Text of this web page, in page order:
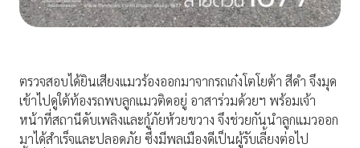
ตรวจสอบได้ยินเสียงแมวร้องออกมาจากรถเก๋งโตโยต้า สีดำ จึงมุด
เข้าไปดูใต้ท้องรถพบลูกแมวติดอยู่ อาสาร่วมด้วยฯ พร้อมเจ้า
หน้าที่สถานีดับเพลิงและกู้ภัยห้วยขวาง จึงช่วยกันนำลูกแมวออก
มาได้สำเร็จและปลอดภัย ซึ่งมีพลเมืองดีเป็นผู้รับเลี้ยงต่อไป